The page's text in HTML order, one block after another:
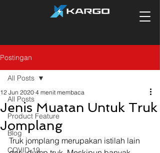
Postingan
All Posts
Product Feature
Blog
COVID-19
All Posts
Jenis Muatan Untuk Truk
Jomplang
12 Jun 2020 4 menit membaca
Truk jomplang merupakan istilah lain